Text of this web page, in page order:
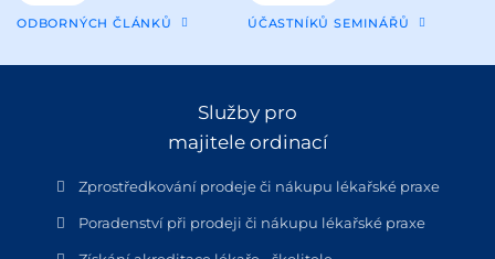
ODBORNÝCH ČLÁNKŮ ÚČASTNÍKŮ SEMINÁŘŮ
Služby pro
majitele ordinací
Zprostředkování prodeje či nákupu lékařské praxe
Poradenství při prodeji či nákupu lékařské praxe